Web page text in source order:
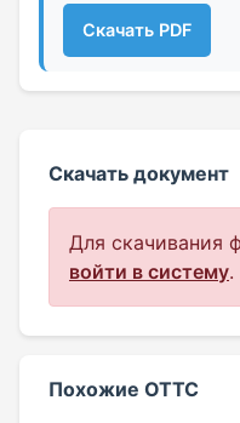
Скачать PDF
Скачать документ
Для скачивания
войти в систему.
Похожие ОТТС